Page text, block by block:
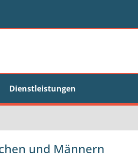
Dienstleistungen
und Männern